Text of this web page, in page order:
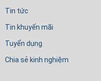
Tin tức
Tin khuyến mãi
Tuyển dụng
Chia sẻ kinh nghiệm